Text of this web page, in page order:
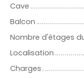
Cave
Balcon
Nombre d'étages
Localisation
Charges